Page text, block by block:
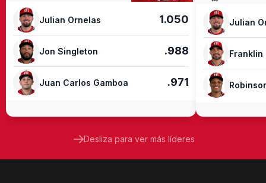
Julian Ornelas 1.050
Jon Singleton .988
Juan Carlos Gamboa .971
Julian
Franklin
Desliza para ver más líderes